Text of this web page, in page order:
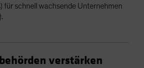
für schnell wachsende Unternehmen
).
verstärken